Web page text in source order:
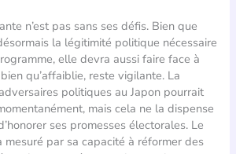
n’est pas sans ses défis. Bien que
la légitimité politique nécessaire
elle devra aussi faire face à
qu’affaiblie, reste vigilante. La
politiques au Japon pourrait
mais cela ne la dispense
ses promesses électorales. Le
mesuré par sa capacité à réformer des